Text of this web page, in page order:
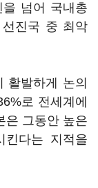
넘어 국내총
진국 중 최악
활발하게 논의
로 전세계에
은 그동안 높은
킨다는 지적을